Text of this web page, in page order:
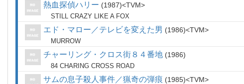
熱血探偵ハリー 1987 TVM
STILL CRAZY LIKE A FOX
エド・マロー／テレビを変えた男 1986 TVM
MURROW
チャーリング・クロス街８４番地 1986
84 CHARING CROSS ROAD
サムの息子殺人事件／猟奇の弾痕 1985 TVM